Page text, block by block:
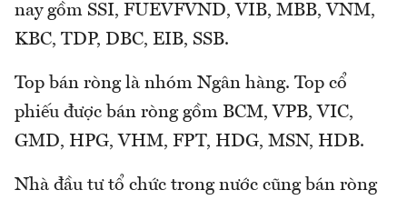
nay gồm SSI, FUEVFVND, VIB, MBB, VNM,
KBC, TDP, DBC, EIB, SSB.
Top bán ròng là nhóm Ngân hàng. Top cổ
phiếu được bán ròng gồm BCM, VPB, VIC,
GMD, HPG, VHM, FPT, HDG, MSN, HDB.
Nhà đầu tư tổ chức trong nước cũng bán ròng